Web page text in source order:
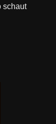
schaut